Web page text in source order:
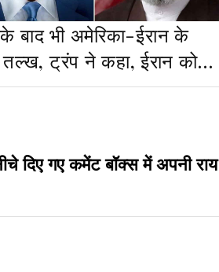
बाद भी अमेरिका-ईरान के
तल्ख, ट्रंप ने कहा, ईरान को
भी नहीं देंगे
दिए गए कमेंट बॉक्स में अपनी राय